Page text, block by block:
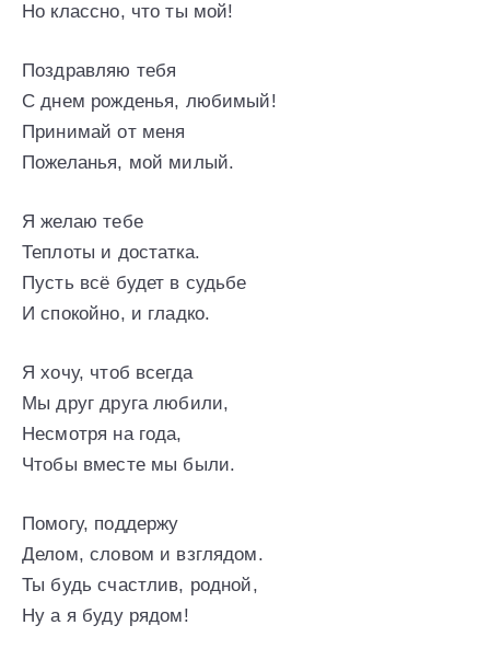
Но классно, что ты мой!
Поздравляю тебя
С днем рожденья, любимый!
Принимай от меня
Пожеланья, мой милый.
Я желаю тебе
Теплоты и достатка.
Пусть всё будет в судьбе
И спокойно, и гладко.
Я хочу, чтоб всегда
Мы друг друга любили,
Несмотря на года,
Чтобы вместе мы были.
Помогу, поддержу
Делом, словом и взглядом.
Ты будь счастлив, родной,
Ну а я буду рядом!